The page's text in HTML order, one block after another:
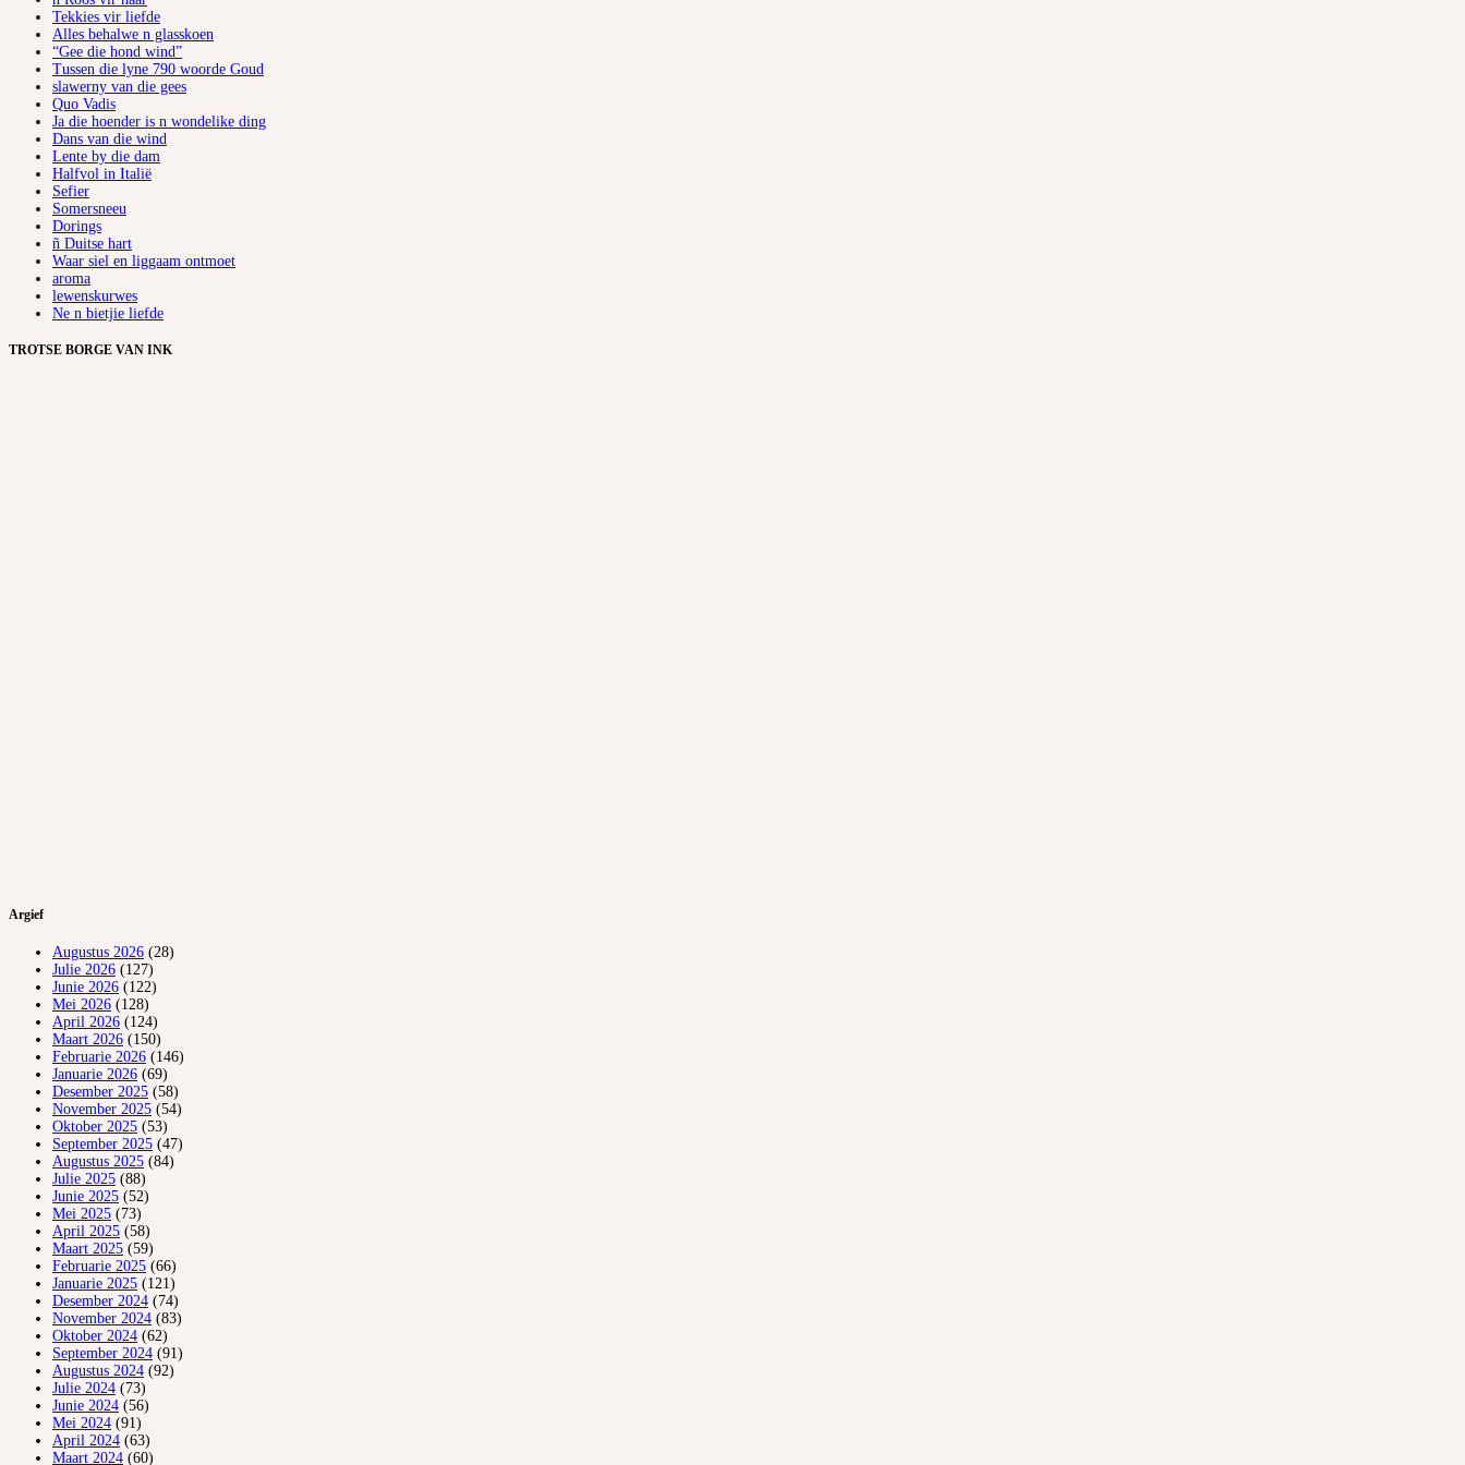
Tekkies vir liefde
Alles behalwe n glasskoen
“Gee die hond wind”
Tussen die lyne 790 woorde Goud
slawerny van die gees
Quo Vadis
Ja die hoender is n wondelike ding
Dans van die wind
Lente by die dam
Halfvol in Italië
Sefier
Somersneeu
Dorings
ñ Duitse hart
Waar siel en liggaam ontmoet
aroma
lewenskurwes
Ne n bietjie liefde
TROTSE BORGE VAN INK
Argief
Augustus 2026 (28)
Julie 2026 (127)
Junie 2026 (122)
Mei 2026 (128)
April 2026 (124)
Maart 2026 (150)
Februarie 2026 (146)
Januarie 2026 (69)
Desember 2025 (58)
November 2025 (54)
Oktober 2025 (53)
September 2025 (47)
Augustus 2025 (84)
Julie 2025 (88)
Junie 2025 (52)
Mei 2025 (73)
April 2025 (58)
Maart 2025 (59)
Februarie 2025 (66)
Januarie 2025 (121)
Desember 2024 (74)
November 2024 (83)
Oktober 2024 (62)
September 2024 (91)
Augustus 2024 (92)
Julie 2024 (73)
Junie 2024 (56)
Mei 2024 (91)
April 2024 (63)
Maart 2024 (60)